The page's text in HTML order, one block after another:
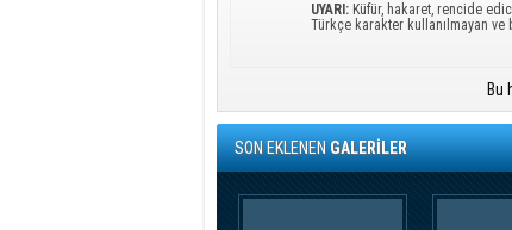
UYARI: Küfür, hakaret, rencide
Türkçe karakter kullanılmayan ve
Bu
SON EKLENENGALERİLER